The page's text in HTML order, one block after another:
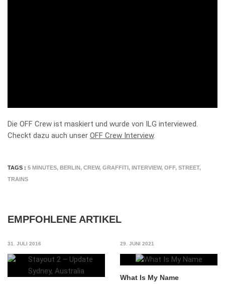
Die OFF Crew ist maskiert und wurde von ILG interviewed.
Checkt dazu auch unser OFF Crew Interview.
TAGS : 5 MINUTES, BERLIN, CREW, GRAFFITI, INTERVIEW, OFF, STREET,
TRAINS
EMPFOHLENE ARTIKEL
31. JULI 2016 29. JUNI 2021
What Is My Name